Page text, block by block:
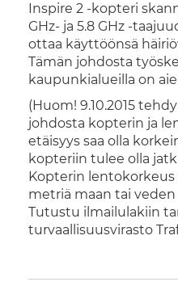
Inspire 2 -kopteri
GHz- ja 5.8 GHz -
ottaa käyttöönsä
Tämän johdosta
kaupunkialueilla on
(Huom! 9.10.2015
johdosta kopterin ja
etäisyys saa olla
kopteriin tulee olla
Kopterin lentokorkeus
metriä maan tai veden
Tutustu ilmailulakiin
turvaallisuusvirasto